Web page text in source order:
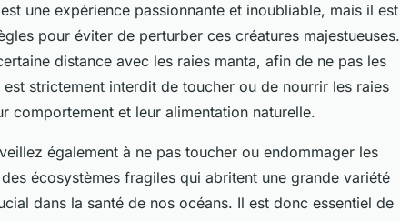
est une expérience passionnante et inoubliable, mais il est
pour éviter de perturber ces créatures majestueuses.
distance avec les raies manta, afin de ne pas les
strictement interdit de toucher ou de nourrir les raies
comportement et leur alimentation naturelle.
également à ne pas toucher ou endommager les
écosystèmes fragiles qui abritent une grande variété
dans la santé de nos océans. Il est donc essentiel de